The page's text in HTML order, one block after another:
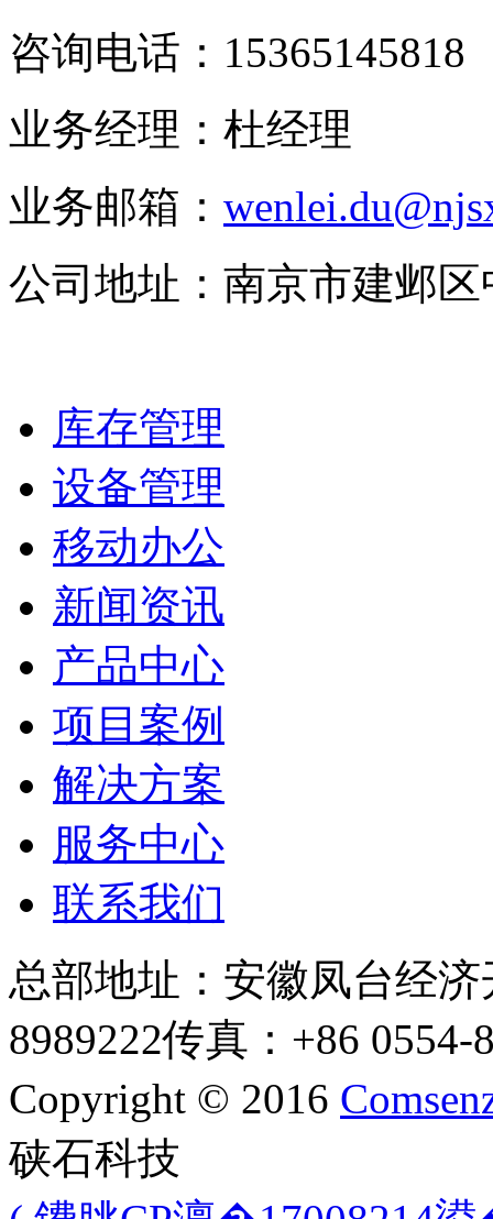
咨询电话：15365145818
业务经理：杜经理
业务邮箱：
公司地址：南京市建邺
库存管理
设备管理
移动办公
新闻资讯
产品中心
项目案例
解决方案
服务中心
联系我们
总部地址：安徽凤台经济
8989222传真：+86 0554-
Copyright © 2016
硖石科技